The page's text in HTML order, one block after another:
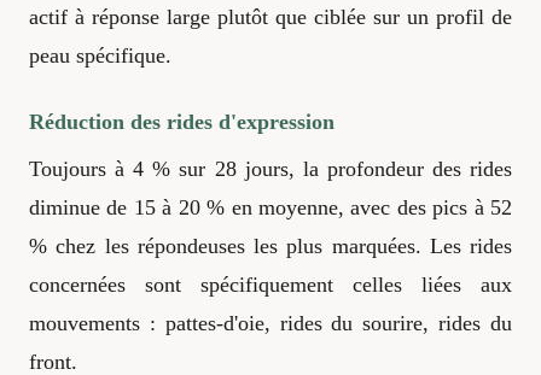
actif à réponse large plutôt que ciblée sur un profil de
peau spécifique.
Réduction des rides d'expression
Toujours à 4 % sur 28 jours, la profondeur des rides
diminue de 15 à 20 % en moyenne, avec des pics à 52
% chez les répondeuses les plus marquées. Les rides
concernées sont spécifiquement celles liées aux
mouvements : pattes-d'oie, rides du sourire, rides du
front.